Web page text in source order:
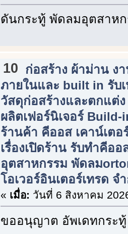
ดันกระทู้ พัดลมอุตสาห
10 ก่อสร้าง ผ้าม่าน ง
ภายในและ built in รับ
วัสดุก่อสร้างและตกแต่
ผลิตเฟอร์นิเจอร์
ร้านค้า คีออส เคาน์เตอ
เรื่องเปิดร้าน รับทำคีออ
อุตสาหกรรม พัดลม
โอเวอร์อินเตอร์เทรด จ
« เมื่อ: วันที่ 6 สิงหาคม
ขออนุญาต อัพเดทกระทู้